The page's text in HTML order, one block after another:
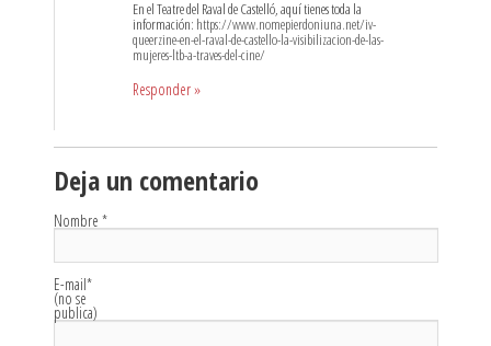
En el Teatre del Raval de Castelló, aquí tienes toda la
información: https://www.nomepierdoniuna.net/iv-
queerzine-en-el-raval-de-castello-la-visibilizacion-de-las-
mujeres-ltb-a-traves-del-cine/
Responder»
Deja un comentario
Nombre *
E-mail*
(no se
publica)